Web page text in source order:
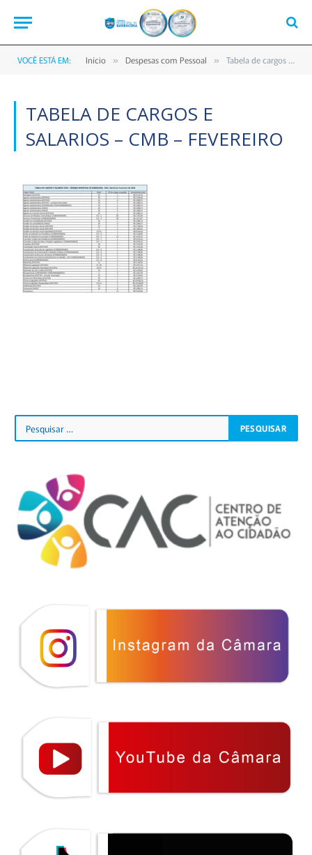
VOCÊ ESTÁ EM: Início » Despesas com Pessoal » Tabela de cargos e salarios – CMB – Fevereiro
TABELA DE CARGOS E
SALARIOS – CMB – FEVEREIRO